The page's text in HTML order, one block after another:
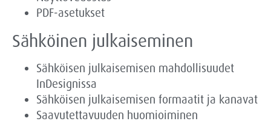
PDF-asetukset
Sähköinen julkaiseminen
Sähköisen julkaisemisen mahdollisuudet
InDesignissa
Sähköisen julkaisemisen formaatit ja kanavat
Saavutettavuuden huomioiminen